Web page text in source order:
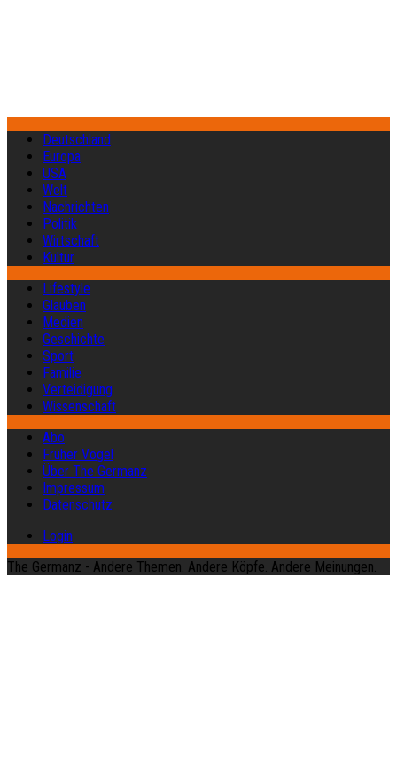
Deutschland
Europa
USA
Welt
Nachrichten
Politik
Wirtschaft
Kultur
Lifestyle
Glauben
Medien
Geschichte
Sport
Familie
Verteidigung
Wissenschaft
Abo
Früher Vogel
Über The Germanz
Impressum
Datenschutz
Login
The Germanz - Andere Themen. Andere Köpfe. Andere Meinungen.